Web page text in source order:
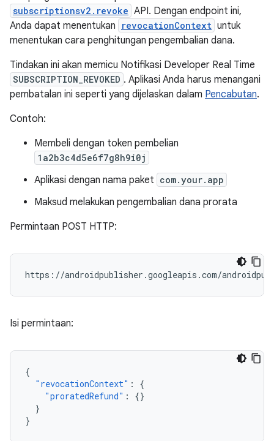
subscriptionsv2.revoke API. Dengan endpoint ini,
Anda dapat menentukan
revocationContext untuk
menentukan cara penghitungan pengembalian dana.
Tindakan ini akan memicu Notifikasi Developer Real Time
SUBSCRIPTION_REVOKED . Aplikasi Anda harus menangani
pembatalan ini seperti yang dijelaskan dalam Pencabutan.
Contoh:
Membeli dengan token pembelian
1a2b3c4d5e6f7g8h9i0j
Aplikasi dengan nama paket com.your.app
Maksud melakukan pengembalian dana prorata
Permintaan POST HTTP:
Isi permintaan:
{
"revocationContext" :
{
"proratedRefund" :
{}
}
}